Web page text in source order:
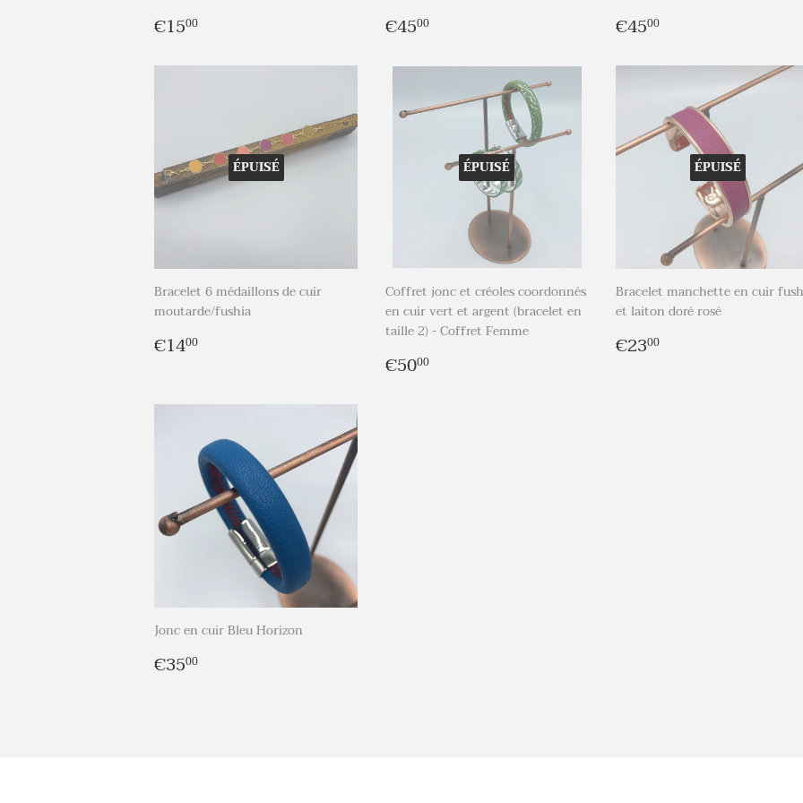
Prix
€1500 Prix
€4500€45,00 Prix
€4500
ÉPUISÉ
Bracelet 6 médaillons de cuir
moutarde/fushia
Prix
€1400
ÉPUISÉ
Coffret jonc et créoles coordonnés
en cuir vert et argent (bracelet en
taille 2) - Coffret Femme
Prix
€5000€50,00
ÉPUISÉ
Bracelet manchette en cuir
et laiton doré rosé
Prix
€2300
Jonc en cuir Bleu Horizon
Prix
€3500